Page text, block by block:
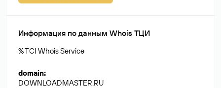
Информация по данным Whois ТЦИ
% TCI Whois Service
domain:
DOWNLOADMASTER.RU